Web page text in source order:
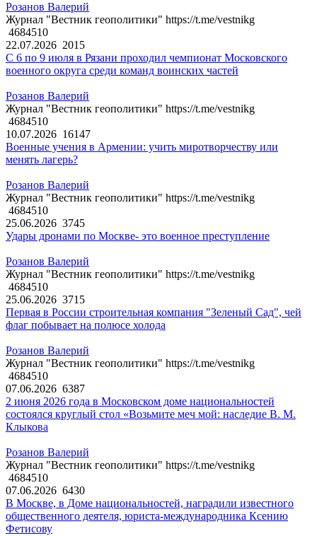
Розанов Валерий
Журнал "Вестник геополитики" https://t.me/vestnikg
4684510
22.07.2026 2015
С 6 по 9 июля в Рязани проходил чемпионат Московского
военного округа среди команд воинских частей
Розанов Валерий
Журнал "Вестник геополитики" https://t.me/vestnikg
4684510
10.07.2026 16147
Военные учения в Армении: учить миротворчеству или
менять лагерь?
Розанов Валерий
Журнал "Вестник геополитики" https://t.me/vestnikg
4684510
25.06.2026 3745
Удары дронами по Москве- это военное преступление
Розанов Валерий
Журнал "Вестник геополитики" https://t.me/vestnikg
4684510
25.06.2026 3715
Первая в России строительная компания "Зеленый Сад", чей
флаг побывает на полюсе холода
Розанов Валерий
Журнал "Вестник геополитики" https://t.me/vestnikg
4684510
07.06.2026 6387
2 июня 2026 года в Московском доме национальностей
состоялся круглый стол «Возьмите меч мой: наследие В. М.
Клыкова
Розанов Валерий
Журнал "Вестник геополитики" https://t.me/vestnikg
4684510
07.06.2026 6430
В Москве, в Доме национальностей, наградили известного
общественного деятеля, юриста-международника Ксению
Фетисову